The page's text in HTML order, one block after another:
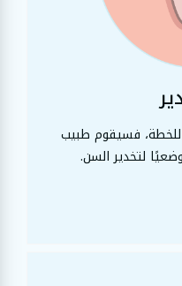
فسيقوم طبيب
لتخدير السن.